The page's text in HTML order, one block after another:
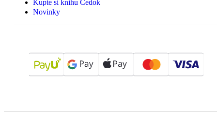
Kupte si knihu Čedok
Novinky